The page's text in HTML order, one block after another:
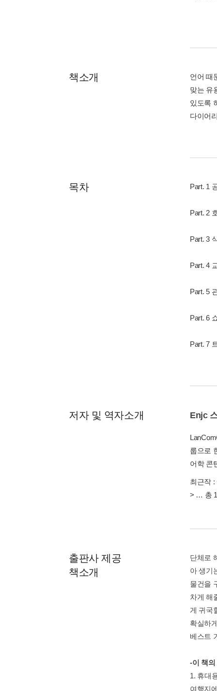
책소개
언어 때
맞는 유
있도록
다이어
목차 Part. 1
Part. 2
Part. 3
Part. 4
Part. 5
Part. 6
Part. 7
저자 및 역자소개 Enjc
룹으로
어학 콘
최근작 :
> … 총
출판사 제공
책소개
단체로
아 생기
물건을
차게 해
게 귀국
확실하
베스트
-이 책의
1. 휴대
여행지